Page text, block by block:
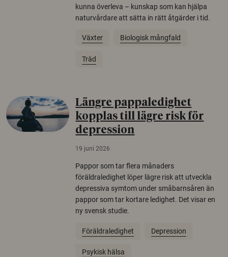
kunna överleva – kunskap som kan hjälpa
naturvårdare att sätta in rätt åtgärder i tid.
Växter Biologisk mångfald
Träd
Längre pappaledighet
kopplas till lägre risk för
depression
19 juni 2026
Pappor som tar flera månaders
föräldraledighet löper lägre risk att utveckla
depressiva symtom under småbarnsåren än
pappor som tar kortare ledighet. Det visar en
ny svensk studie.
Föräldraledighet Depression
Psykisk hälsa